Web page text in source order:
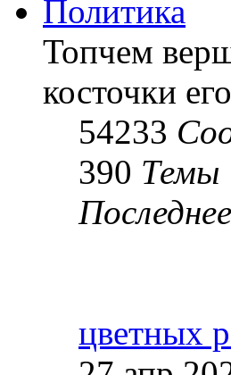
Политика
Топчем
косточки
54233
390 Темы
цветных